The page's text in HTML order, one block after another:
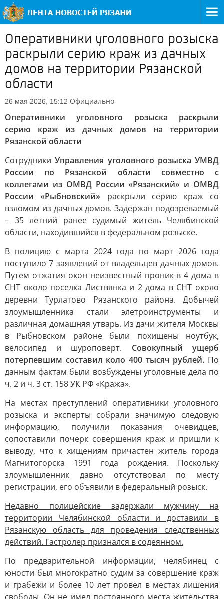
Оперативники уголовного розыска
раскрыли серию краж из дачных
домов на территории Рязанской
области
26 мая 2026, 15:12 Официально
Оперативники уголовного розыска раскрыли
серию краж из дачных домов на территории
Рязанской области
СотрудникиУправления уголовного розыска УМВД
России по Рязанской области совместно с
коллегами из ОМВД России «Рязанский» и ОМВД
России «Рыбновский» раскрыли серию краж со
взломом из дачных домов. Задержан подозреваемый
– 35 летний ранее судимый житель Челябинской
области, находившийся в федеральном розыске.
В полицию с марта 2024 года по март 2026 года
поступило 7 заявлений от владельцев дачных домов.
Путем отжатия окон неизвестный проник в 4 дома в
СНТ около поселка Листвянка и 2 дома в СНТ около
деревни Турлатово Рязанского района. Добычей
злоумышленника стали элетроинструменты и
различная домашняя утварь. Из дачи жителя Москвы
в Рыбновском районе были похищены ноутбук,
велосипед и шуроповерт. Совокупный ущерб
потерпевшим составил коло 400 тысяч рублей. По
данным фактам были возбуждены уголовные дела по
ч. 2 и ч. 3 ст. 158 УК РФ «Кража».
На местах преступлений оперативники уголовного
розыска и эксперты собрали значимую следовую
информацию, получили показания очевидцев,
сопоставили почерк совершения краж и пришли к
выводу, что к хищениям причастен житель города
Магнитогорска 1991 года рождения. Поскольку
злоумышленник давно отсутствовал по месту
регистрации, его объявили в федеральный розыск.
Недавно полицейские задержали мужчину на
территории Челябинской области и доставили в
Рязанскую область для проведения следственных
действий. Гастролер признался в содеянном.
По предварительной информации, челябинец с
юности был многократно судим за совершение краж
и грабежи и более 10 лет провел в местах лишения